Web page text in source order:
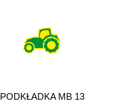
PODKŁADKA MB 13